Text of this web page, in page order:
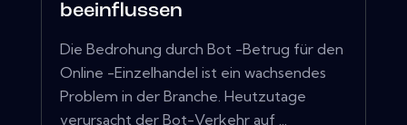
beeinflussen
Die Bedrohung durch Bot -Betrug für den
Online -Einzelhandel ist ein wachsendes
Problem in der Branche. Heutzutage
verursacht der Bot-Verkehr auf ...